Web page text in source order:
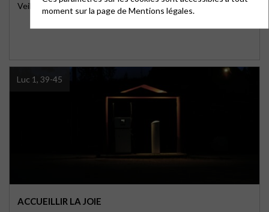
Veille de Noël : une proposition de célébration participative
Luc 1, 39-45
ACCUEILLIR LA JOIE
moment sur la page deMentions légales.